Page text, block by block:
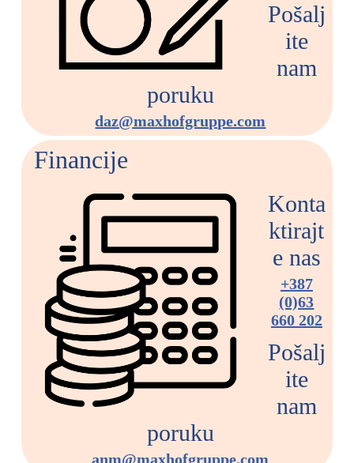
Pošalj
ite
nam
poruku
daz@maxhofgruppe.com
Financije
Konta
ktirajt
e nas
+387
(0)63
660 202
Pošalj
ite
nam
poruku
anm@maxhofgruppe.com